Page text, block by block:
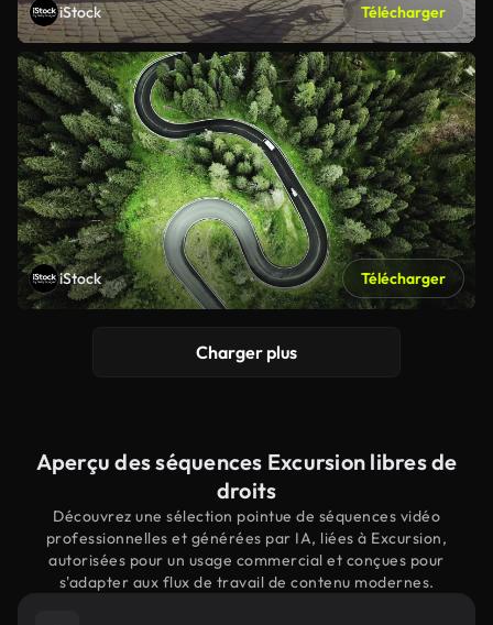
iStock Télécharger
iStock Télécharger
Charger plus
Aperçu des séquences Excursion libres de
droits
Découvrez une sélection pointue de séquences vidéo
professionnelles et générées par IA, liées à Excursion,
autorisées pour un usage commercial et conçues pour
s'adapter aux flux de travail de contenu modernes.